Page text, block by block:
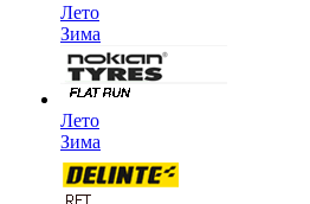
Лето
Зима
Лето
Зима